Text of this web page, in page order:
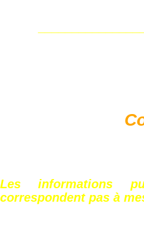
Les informations
correspondent pas à